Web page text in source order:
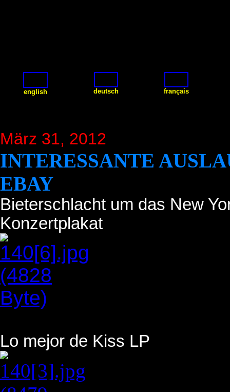
english deutsch français
März 31, 2012
INTERESSANTE
EBAY
Bieterschlacht um das New
Konzertplakat
Lo mejor de Kiss LP